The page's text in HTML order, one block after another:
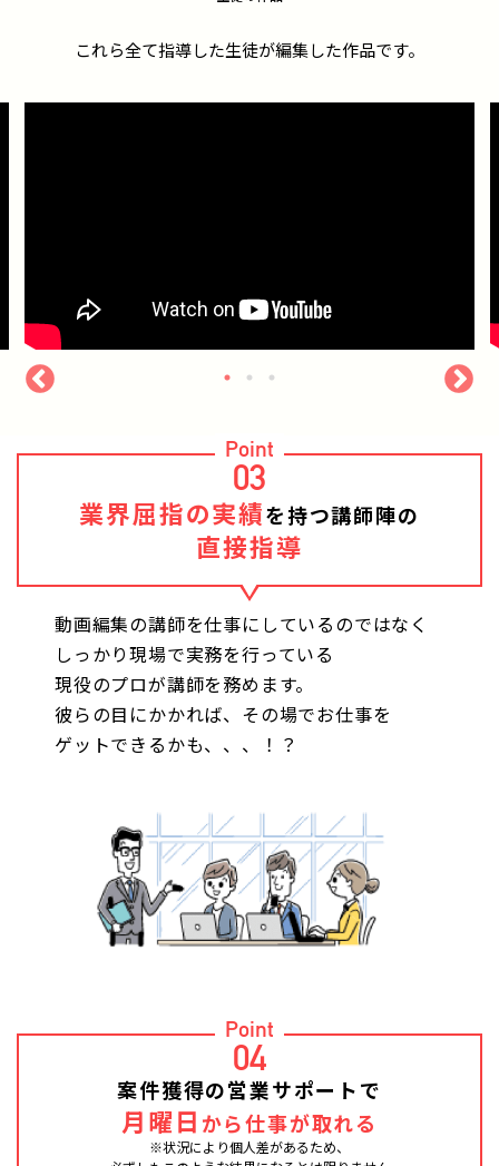
これら全て指導した生徒が編集した作品です。
Point
03
業界屈指の実績を持つ講師陣の
直接指導
動画編集の講師を仕事にしているのではなく
しっかり現場で実務を行っている
現役のプロが講師を務めます。
彼らの目にかかれば、その場でお仕事を
ゲットできるかも、、、！？
Point
04
案件獲得の営業サポートで
月曜日 から仕事が取れる
※状況により個人差があるため、